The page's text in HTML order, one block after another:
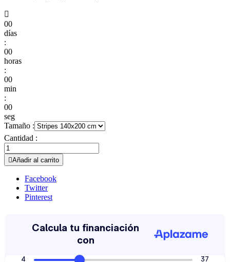

00
días
:
00
horas
:
00
min
:
00
seg
Tamaño :
Cantidad :
Añadir al carrito
Facebook
Twitter
Pinterest